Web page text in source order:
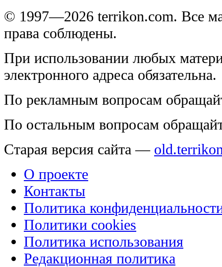
© 1997—2026 terrikon.com. Все
права соблюдены.
При использовании любых
электронного адреса обязательна.
По рекламным вопросам
По остальным вопросам
Старая версия сайта —
О проекте
Контакты
Политика
Политики cookies
Политика использования
Редакционная политика